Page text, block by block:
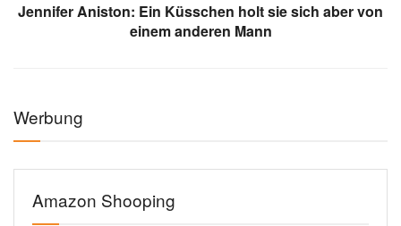
Jennifer Aniston: Ein Küsschen holt sie sich aber von
einem anderen Mann
Werbung
Amazon Shooping